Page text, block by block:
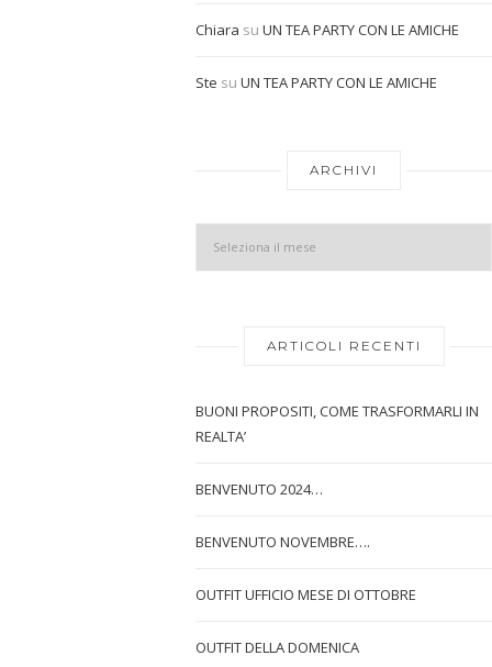
Chiara su UN TEA PARTY CON LE AMICHE
Ste su UN TEA PARTY CON LE AMICHE
ARCHIVI
ARTICOLI RECENTI
BUONI PROPOSITI, COME TRASFORMARLI IN
REALTA’
BENVENUTO 2024…
BENVENUTO NOVEMBRE….
OUTFIT UFFICIO MESE DI OTTOBRE
OUTFIT DELLA DOMENICA